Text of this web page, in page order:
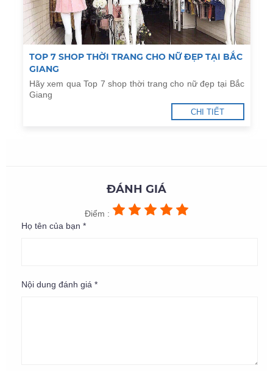
TOP 7 SHOP THỜI TRANG CHO NỮ ĐẸP TẠI BẮC
GIANG
Hãy xem qua Top 7 shop thời trang cho nữ đẹp tại Bắc
Giang
CHI TIẾT
ĐÁNH GIÁ
Điểm :
Họ tên của bạn *
Nội dung đánh giá *